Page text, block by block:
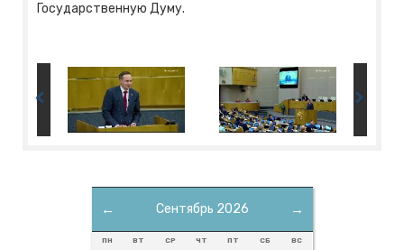
Государственную Думу.
← →
Сентябрь 2026
ПН ВТ СР ЧТ ПТ СБ ВС